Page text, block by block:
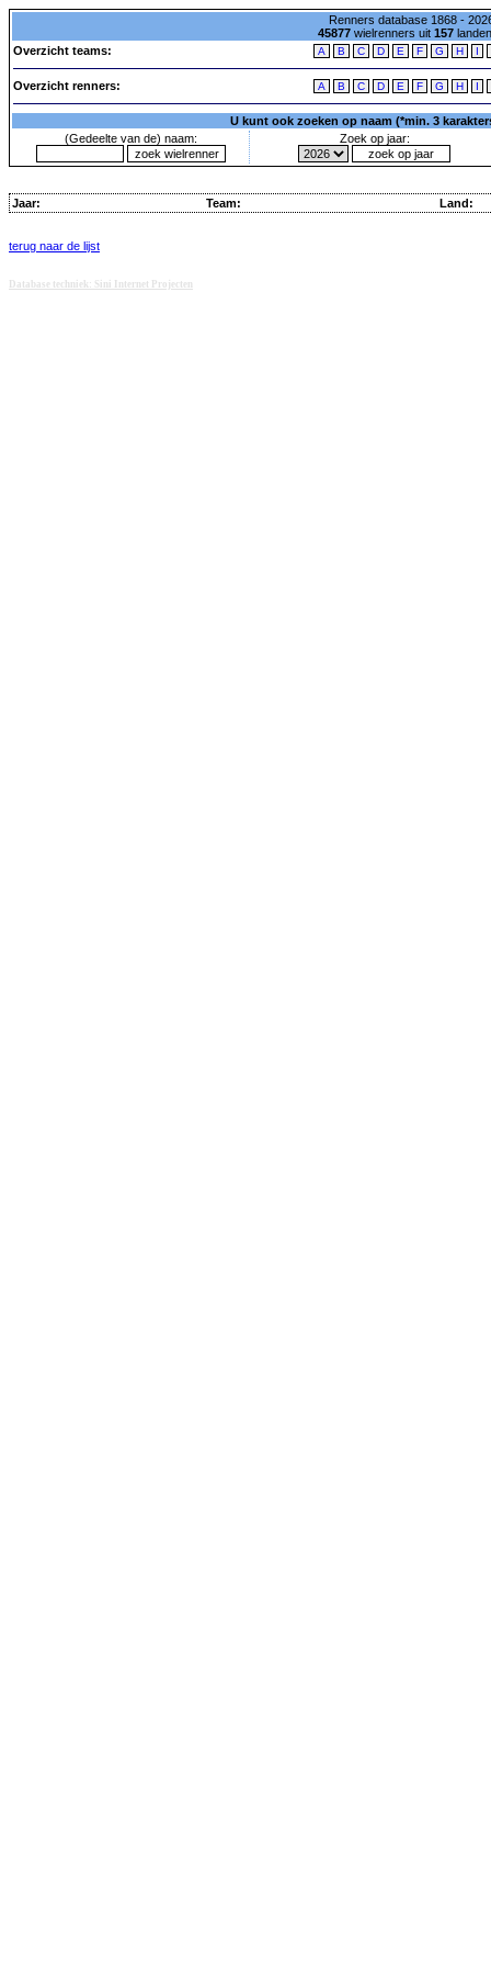
Renners database 1868 -
45877wielrenners uit 157
Overzicht teams:
A B C D E F G H I
Overzicht renners: A B C D E F G H I
U kunt ook zoeken op naam (*min. 3
(Gedeelte van de) naam:
Zoek op jaar:
Jaar: Team: Land:
terug naar de lijst
Database techniek: Sini Internet Projecten